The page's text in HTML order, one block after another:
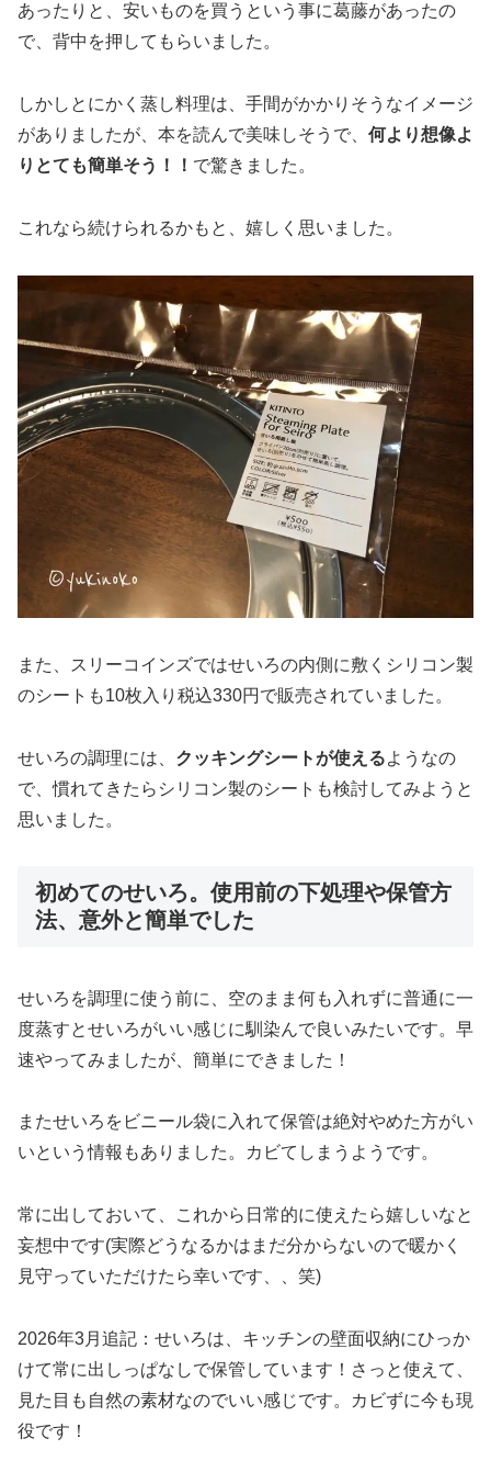
あったりと、安いものを買うという事に葛藤があったの
で、背中を押してもらいました。
しかしとにかく蒸し料理は、手間がかかりそうなイメージ
がありましたが、本を読んで美味しそうで、 何より想像よ
りとても簡単そう！！ で驚きました。
これなら続けられるかもと、嬉しく思いました。
また、スリーコインズではせいろの内側に敷くシリコン製
のシートも10枚入り税込330円で販売されていました。
せいろの調理には、 クッキングシートが使えるようなの
で、慣れてきたらシリコン製のシートも検討してみようと
思いました。
初めてのせいろ。使用前の下処理や保管方
法、意外と簡単でした
せいろを調理に使う前に、空のまま何も入れずに普通に一
度蒸すとせいろがいい感じに馴染んで良いみたいです。早
速やってみましたが、簡単にできました！
またせいろをビニール袋に入れて保管は絶対やめた方がい
いという情報もありました。カビてしまうようです。
常に出しておいて、これから日常的に使えたら嬉しいなと
妄想中です(実際どうなるかはまだ分からないので暖かく
見守っていただけたら幸いです、、笑)
2026年3月追記：せいろは、キッチンの壁面収納にひっか
けて常に出しっぱなしで保管しています！さっと使えて、
見た目も自然の素材なのでいい感じです。カビずに今も現
役です！